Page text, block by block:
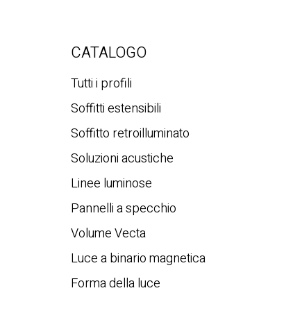
CATALOGO
Tutti i profili
Soffitti estensibili
Soffitto retroilluminato
Soluzioni acustiche
Linee luminose
Pannelli a specchio
Volume Vecta
Luce a binario magnetica
Forma della luce